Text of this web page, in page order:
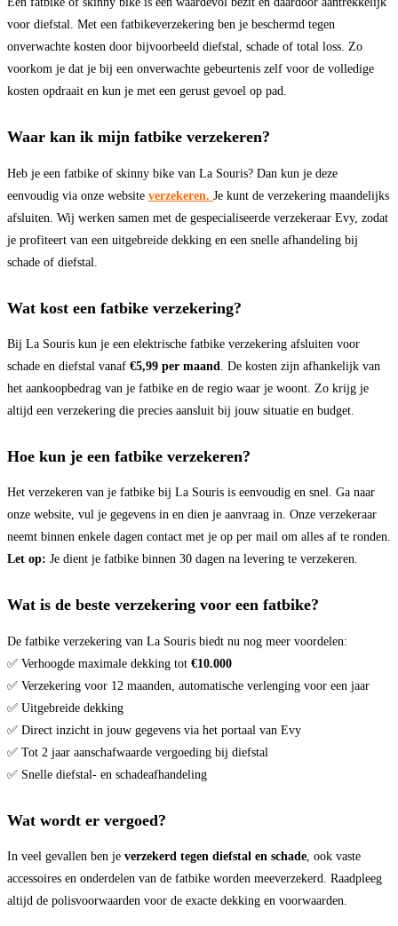
voor diefstal. Met een fatbikeverzekering ben je beschermd tegen
onverwachte kosten door bijvoorbeeld diefstal, schade of total loss. Zo
voorkom je dat je bij een onverwachte gebeurtenis zelf voor de volledige
kosten opdraait en kun je met een gerust gevoel op pad.
Waar kan ik mijn fatbike verzekeren?
Heb je een fatbike of skinny bike van La Souris? Dan kun je deze
eenvoudig via onze website verzekeren. Je kunt de verzekering maandelijks
afsluiten. Wij werken samen met de gespecialiseerde verzekeraar Evy, zodat
je profiteert van een uitgebreide dekking en een snelle afhandeling bij
schade of diefstal.
Wat kost een fatbike verzekering?
Bij La Souris kun je een elektrische fatbike verzekering afsluiten voor
schade en diefstal vanaf €5,99 per maand . De kosten zijn afhankelijk van
het aankoopbedrag van je fatbike en de regio waar je woont. Zo krijg je
altijd een verzekering die precies aansluit bij jouw situatie en budget.
Hoe kun je een fatbike verzekeren?
Het verzekeren van je fatbike bij La Souris is eenvoudig en snel. Ga naar
onze website, vul je gegevens in en dien je aanvraag in. Onze verzekeraar
neemt binnen enkele dagen contact met je op per mail om alles af te ronden.
Let op: Je dient je fatbike binnen 30 dagen na levering te verzekeren.
Wat is de beste verzekering voor een fatbike?
De fatbike verzekering van La Souris biedt nu nog meer voordelen:
✅ Verhoogde maximale dekking tot €10.000
✅ Verzekering voor 12 maanden, automatische verlenging voor een jaar
✅ Uitgebreide dekking
✅ Direct inzicht in jouw gegevens via het portaal van Evy
✅ Tot 2 jaar aanschafwaarde vergoeding bij diefstal
✅ Snelle diefstal- en schadeafhandeling
Wat wordt er vergoed?
In veel gevallen ben je verzekerd tegen diefstal en schade , ook vaste
accessoires en onderdelen van de fatbike worden meeverzekerd. Raadpleeg
altijd de polisvoorwaarden voor de exacte dekking en voorwaarden.